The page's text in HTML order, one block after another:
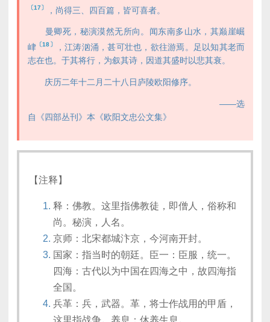
〔17〕 ，尚得三、四百篇，皆可喜者。
曼卿死，秘演漠然无所向。闻东南多山水，其巅崖崛
峍 〔18〕
，江涛汹涌，甚可壮也，欲往游焉。足以知其老而
志在也。于其将行，为叙其诗，因道其盛时以悲其衰。
庆历二年十二月二十八日庐陵欧阳修序。
——选
自《四部丛刊》本《欧阳文忠公文集》
【注释】
释：佛教。这里指佛教徒，即僧人，俗称和
尚。秘演，人名。
京师：北宋都城汴京，今河南开封。
国家：指当时的朝廷。臣一：臣服，统一。
四海：古代以为中国在四海之中，故四海指
全国。
兵革：兵，武器。革，将士作战用的甲盾，
这里指战争。养息：休养生息。